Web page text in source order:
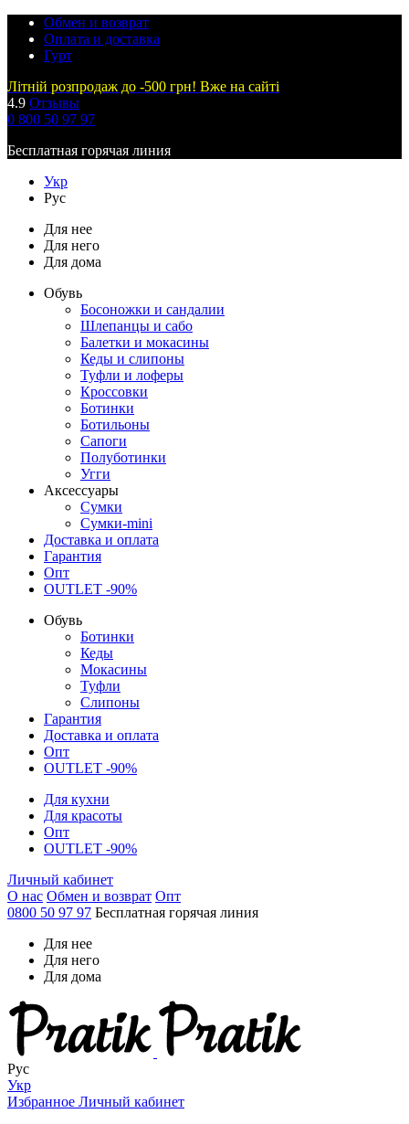
Обмен и возврат
Оплата и доставка
Гурт
Літній розпродаж до -500 грн! Вже на сайті
4.9 Отзывы
0 800 50 97 97
Бесплатная горячая линия
Укр
Рус
Для нее
Для него
Для дома
Обувь
Босоножки и сандалии
Шлепанцы и сабо
Балетки и мокасины
Кеды и слипоны
Туфли и лоферы
Кроссовки
Ботинки
Ботильоны
Сапоги
Полуботинки
Угги
Аксессуары
Сумки
Сумки-mini
Доставка и оплата
Гарантия
Опт
OUTLET -90%
Обувь
Ботинки
Кеды
Мокасины
Туфли
Слипоны
Гарантия
Доставка и оплата
Опт
OUTLET -90%
Для кухни
Для красоты
Опт
OUTLET -90%
Личный кабинет
О нас Обмен и возврат Опт
0800 50 97 97 Бесплатная горячая линия
Для нее
Для него
Для дома
Рус
Укр
Избранное Личный кабинет